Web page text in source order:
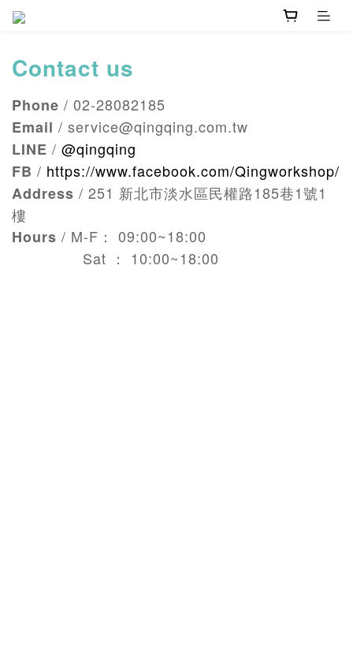
Contact us
Phone / 02-28082185
Email / service@qingqing.com.tw
LINE / @qingqing
FB / https://www.facebook.com/Qingworkshop/
Address / 251 新北市淡水區民權路185巷1號1
樓
Hours / M-F： 09:00~18:00
Sat ： 10:00~18:00